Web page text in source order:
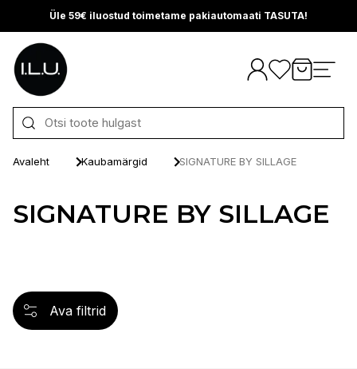
Üle 59€ iluostud toimetame pakiautomaati TASUTA!
Otse sisu juurde
Avaleht Kaubamärgid SIGNATURE BY SILLAGE
SIGNATURE BY SILLAGE
Ava filtrid